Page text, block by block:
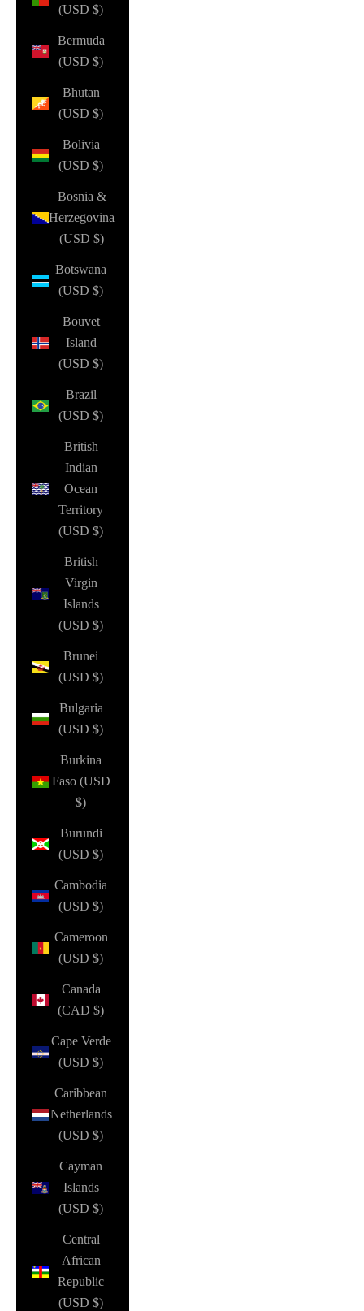
(USD $)
Bermuda
(USD $)
Bhutan
(USD $)
Bolivia
(USD $)
Bosnia &
Herzegovina
(USD $)
Botswana
(USD $)
Bouvet
Island
(USD $)
Brazil
(USD $)
British
Indian
Ocean
Territory
(USD $)
British
Virgin
Islands
(USD $)
Brunei
(USD $)
Bulgaria
(USD $)
Burkina
Faso (USD
$)
Burundi
(USD $)
Cambodia
(USD $)
Cameroon
(USD $)
Canada
(CAD $)
Cape Verde
(USD $)
Caribbean
Netherlands
(USD $)
Cayman
Islands
(USD $)
Central
African
Republic
(USD $)